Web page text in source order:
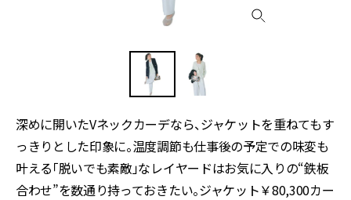
深めに開いたVネックカーデなら、ジャケットを重ねてもす
っきりとした印象に。温度調節も仕事後の予定での味変も
叶える「脱いでも素敵」なレイヤードはお気に入りの“鉄板
合わせ”を数通り持っておきたい。ジャケット￥80,300カー